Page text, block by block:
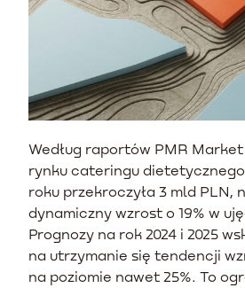
Według raportów PMR
rynku cateringu dietetycznego
roku przekroczyła 3 mld PLN,
dynamiczny wzrost o 19% w
Prognozy na rok 2024 i 2025
na utrzymanie się tendencji
na poziomie nawet 25%. To